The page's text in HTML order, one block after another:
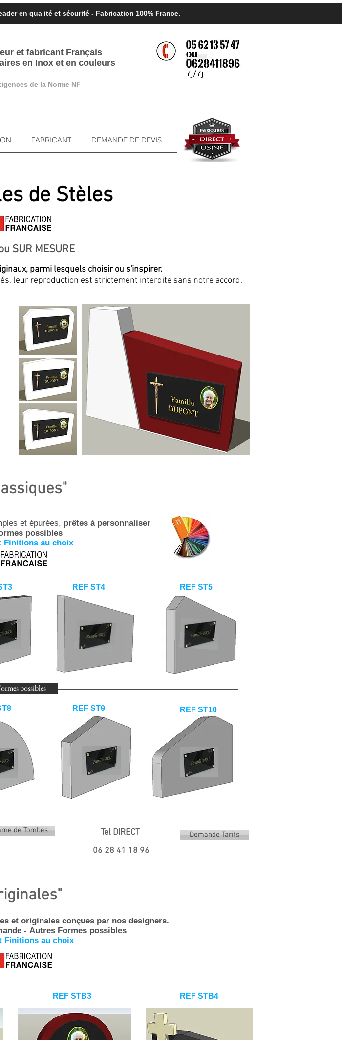
en qualité et sécurité - Fabrication 100% France.
et fabricant Français
en Inox et en couleurs
de la Norme NF
FABRICANT DEMANDE DE DEVIS
de Stèles
SUR MESURE
parmi lesquels choisir ou s'inspirer.
leur reproduction est strictement interdite sans notre accord.
et épurées, prêtes à personnaliser
possibles
Finitions au choix
REF ST4 REF ST5
possibles
REF ST9 REF ST10
de Tombes
Tel DIRECT
06 28 41 18 96
Demande Tarifs
et originales conçues par nos designers.
- Autres Formes possibles
Finitions au choix
REF STB3 REF STB4